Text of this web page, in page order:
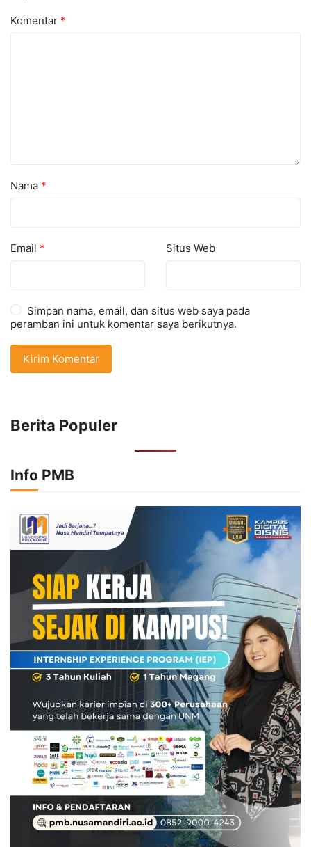
Komentar *
Nama *
Email * Situs Web
Simpan nama, email, dan situs web saya pada
peramban ini untuk komentar saya berikutnya.
Berita Populer
Info PMB